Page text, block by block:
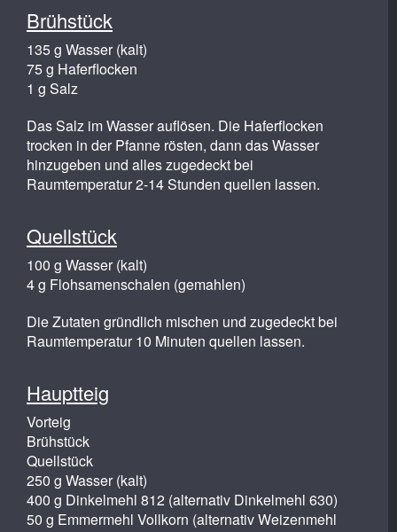
Brühstück
135 g Wasser (kalt)
75 g Haferflocken
1 g Salz
Das Salz im Wasser auflösen. Die Haferflocken
trocken in der Pfanne rösten, dann das Wasser
hinzugeben und alles zugedeckt bei
Raumtemperatur 2-14 Stunden quellen lassen.
Quellstück
100 g Wasser (kalt)
4 g Flohsamenschalen (gemahlen)
Die Zutaten gründlich mischen und zugedeckt bei
Raumtemperatur 10 Minuten quellen lassen.
Hauptteig
Vorteig
Brühstück
Quellstück
250 g Wasser (kalt)
400 g Dinkelmehl 812 (alternativ Dinkelmehl 630)
50 g Emmermehl Vollkorn (alternativ Weizenmehl